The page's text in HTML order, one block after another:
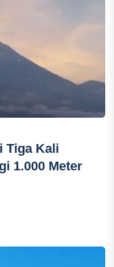
Tiga Kali
1.000 Meter